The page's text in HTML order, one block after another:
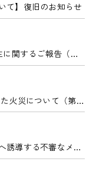
レッサイン 東京錦糸
レッサイン 横浜駅東
て】復旧のお知らせ
関するご報告（第
火災について（第一
誘導する不審なメッ